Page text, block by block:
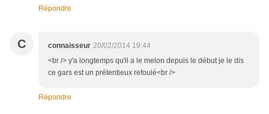
Répondre
C connaisseur 20/02/2014 19:44
<br /> y'a longtemps qu'il a le melon depuis le début je le dis
ce gars est un prétentieux refoulé<br />
Répondre